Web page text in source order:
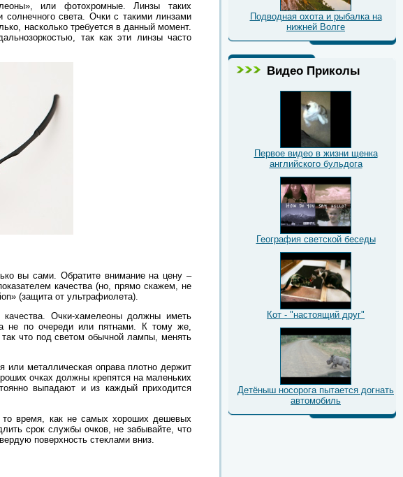
или фотохромные. Линзы таких
солнечного света. Очки с такими линзами
насколько требуется в данный момент.
так как эти линзы часто
вы сами. Обратите внимание на цену –
качества (но, прямо скажем, не
(защита от ультрафиолета).
Очки-хамелеоны должны иметь
не по очереди или пятнами. К тому же,
что под светом обычной лампы, менять
или металлическая оправа плотно держит
очках должны крепятся на маленьких
выпадают и из каждый приходится
то время, как не самых хороших дешевых
срок службы очков, не забывайте, что
поверхность стеклами вниз.
Подводная охота и рыбалка на
нижней Волге
Видео Приколы
Первое видео в жизни щенка
английского бульдога
География светской беседы
Кот - "настоящий друг"
Детёныш носорога пытается догнать
автомобиль